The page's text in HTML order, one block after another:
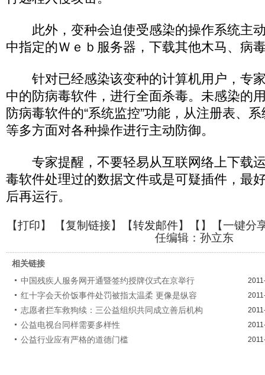
此外，变种会迫使受感染的操作系统主
中指定的Ｗｅｂ服务器，下载其他木马、病
针对已经感染该变种的计算机用户，专
中的防病毒软件，进行全面杀毒。未感染的
防病毒软件的“系统监控”功能，从注册表、
等多方面对各种操作进行主动防御。
专家提醒，不要轻易从互联网络上下载
毒软件处理过的数据文件或是可疑插件，最
后再运行。
【打印】 【复制链接】【转发邮件】【 】
【一键分
任编辑：孙立东
相关链接
中国残疾人服务网开通暨签约授牌仪式在京举行
红十字会天价饭事件处罚被指太温柔 更像是纵容
志愿者拦车救狗续：三公益组织共同成立善后机构
公益电视台同样需要多样性
公益行业应有严格的道德门槛